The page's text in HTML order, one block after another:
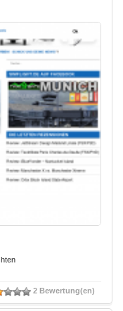
2 Bewertung(en)